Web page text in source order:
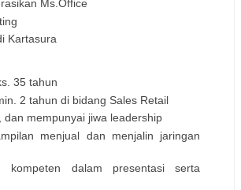
Ms.Office
Kartasura
35 tahun
2 tahun di bidang Sales Retail
dan mempunyai jiwa leadership
menjual dan menjalin jaringan
kompeten dalam presentasi serta